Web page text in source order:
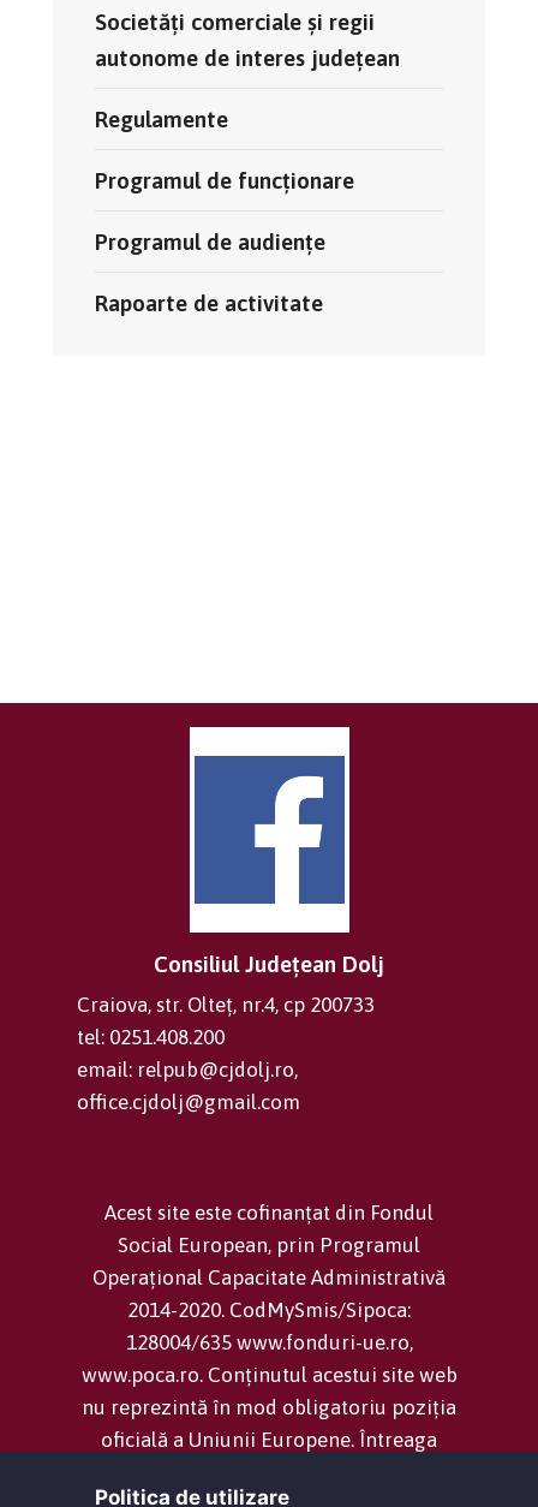
Societăți comerciale și regii
autonome de interes județean
Regulamente
Programul de funcționare
Programul de audiențe
Rapoarte de activitate
Consiliul Județean Dolj
Craiova, str. Olteț, nr.4, cp 200733
tel: 0251.408.200
email: relpub@cjdolj.ro,
office.cjdolj@gmail.com
Acest site este cofinanțat din Fondul
Social European, prin Programul
Operațional Capacitate Administrativă
2014-2020. CodMySmis/Sipoca:
128004/635 www.fonduri-ue.ro,
www.poca.ro. Conținutul acestui site web
nu reprezintă în mod obligatoriu poziția
oficială a Uniunii Europene. Întreaga
Politica de utilizare